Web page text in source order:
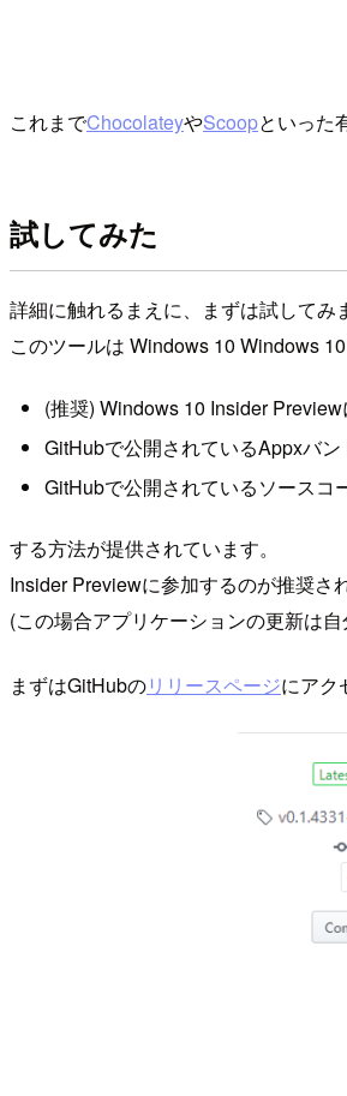
これまでChocolateyやScoopといった
試してみた
詳細に触れるまえに、まずは試してみ
このツールは Windows 10 Windows
(推奨) Windows 10 Insider
GitHubで公開されているAppxバ
GitHubで公開されているソースコ
する方法が提供されています。
Insider Previewに参加するのが推奨さ
(この場合アプリケーションの更新は
まずはGitHubのリリースページにアク